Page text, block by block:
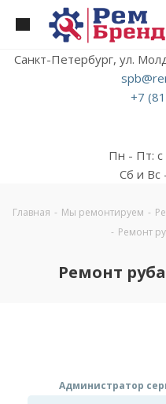
Санкт-Петербург, ул.
+7
Пн - Пт: с
Сб и Вс
Главная - Мы ремонтируем -
- Ремонт
Ремонт
Администратор